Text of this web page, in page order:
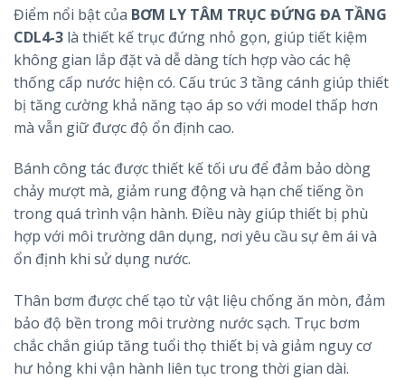
Điểm nổi bật của BƠM LY TÂM TRỤC ĐỨNG ĐA TẦNG
CDL4-3 là thiết kế trục đứng nhỏ gọn, giúp tiết kiệm
không gian lắp đặt và dễ dàng tích hợp vào các hệ
thống cấp nước hiện có. Cấu trúc 3 tầng cánh giúp thiết
bị tăng cường khả năng tạo áp so với model thấp hơn
mà vẫn giữ được độ ổn định cao.
Bánh công tác được thiết kế tối ưu để đảm bảo dòng
chảy mượt mà, giảm rung động và hạn chế tiếng ồn
trong quá trình vận hành. Điều này giúp thiết bị phù
hợp với môi trường dân dụng, nơi yêu cầu sự êm ái và
ổn định khi sử dụng nước.
Thân bơm được chế tạo từ vật liệu chống ăn mòn, đảm
bảo độ bền trong môi trường nước sạch. Trục bơm
chắc chắn giúp tăng tuổi thọ thiết bị và giảm nguy cơ
hư hỏng khi vận hành liên tục trong thời gian dài.